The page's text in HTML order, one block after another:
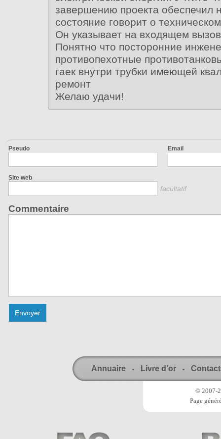
завершению проекта обеспечил
состояние говорит о
Он указывает на входящем
Понятно что посторонние
противопехотные
гаек внутри трубки имеющей
ремонт
Желаю удачи!
Pseudo Email
Site web
facultatif
Commentaire
Annuaire - Livre d'or - Contact
© 2007-
Page